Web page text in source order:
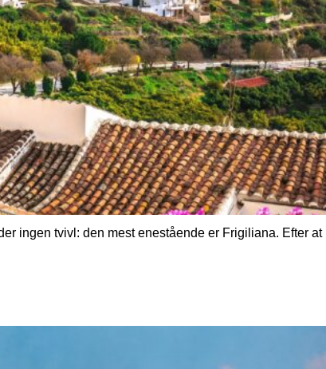
ingen tvivl: den mest enestående er Frigiliana. Efter at